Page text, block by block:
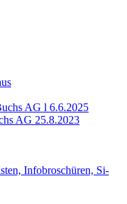
AG l 6.6.2025
AG 25.8.2023
Infobroschüren, Si-